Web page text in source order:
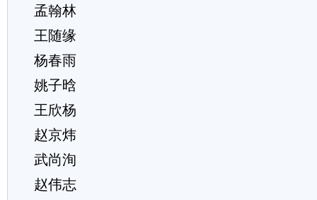
孟翰林
王随缘
杨春雨
姚子晗
王欣杨
赵京炜
武尚洵
赵伟志